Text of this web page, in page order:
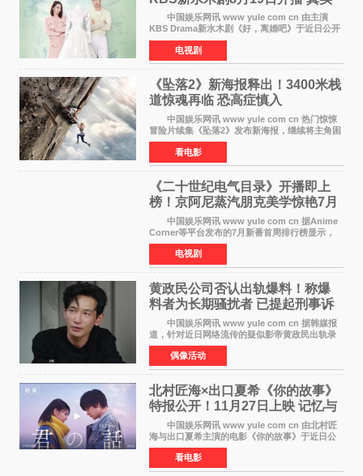
离婚体验记来袭
中国娱乐网讯 www yule com cn 由主演
KBS Drama新水木剧《好，离婚吧》于近日公开
主海报，正式进入开播倒计时。 海报中，男
女主角背对背站立，各自望向不同方向，中央的
空白与冷漠的表情
电视剧
《坠落2》新海报释出！3400米栈
道惊魂再临 恐高症慎入
中国娱乐网讯 www yule com cn 热门惊悚
冒险片续集《坠落2》发布新海报，继续将主角困
于绝境高处——这一次，是摇摇欲坠的徒步栈
道。该片将于今年9月2日北美上映，恐高症患者
请提前做好心理
看电影
《二十世纪电气目录》开播即上
榜！京阿尼蒸汽朋克美学惊艳7月
新番季
中国娱乐网讯 www yule com cn 据Anime
Corner等平台发布的7月新番首周排行榜显示，
由京都动画制作的《二十世纪电气目录》在多个
榜单中表现亮眼，位列AniLab全球TOP10第十
名。该剧改编自结
电视剧
黄政民公司否认出轨爆料！称爆
料者为长期骚扰者 已提起刑事诉
中国娱乐网讯 www yule com cn 据韩媒报
道，针对近日网络流传的疑似影帝黄政民出轨录
音及短信爆料，黄政民所属经纪公司于今日正式
发表声明，明确否认相关传闻。 公司表示，
爆料者是一名长
偶像活动
北村匠海×出口夏希《你的故事》
特报公开！11月27日上映 记忆与
初恋的奇幻交织
中国娱乐网讯 www yule com cn 由北村匠
海与出口夏希主演的电影《你的故事》于近日公
开特报影像，正式定档11月27日上映。 本片
改编自三秋缒同名小说，编剧由曾执笔《孤独摇
滚！》的吉田惠
看电影